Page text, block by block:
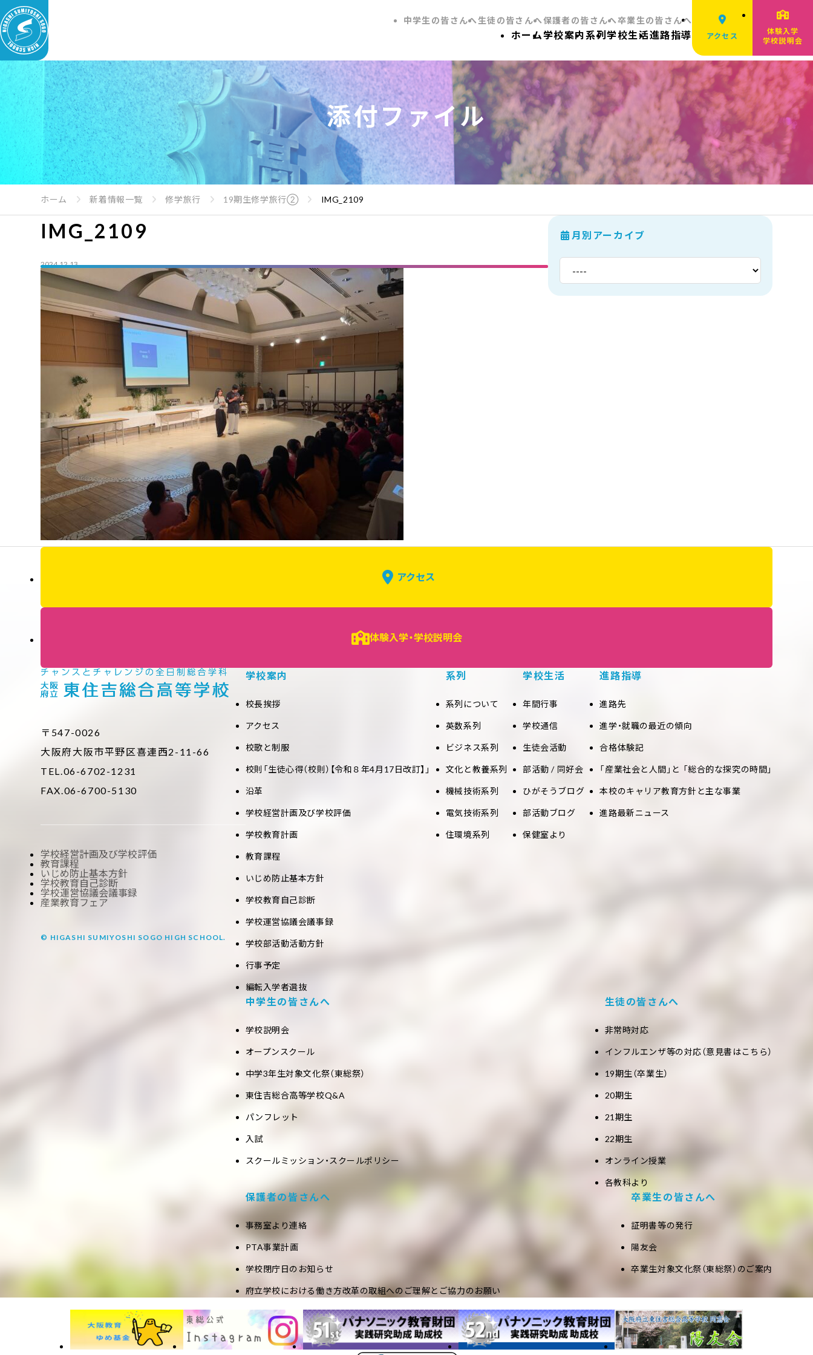
中学生の皆さんへ生徒の皆さんへ保護者の皆さんへ卒業生の皆さんへ
ホーム 学校案内 系列学校生活進路指導 アクセス
体験入学
学校説明会
添付ファイル
ホーム 新着情報一覧 修学旅行 19期生修学旅行② IMG_2109
IMG_2109
2024.12.13
月別アーカイブ
アクセス
体験入学・学校説明会
学校案内
校長挨拶
アクセス
校歌と制服
校則「生徒心得（校則）【令和８年4月17日改訂】」
沿革
学校経営計画及び学校評価
学校教育計画
教育課程
いじめ防止基本方針
学校教育自己診断
学校運営協議会議事録
学校部活動活動方針
行事予定
編転入学者選抜
系列
系列について
英数系列
ビジネス系列
文化と教養系列
機械技術系列
電気技術系列
住環境系列
学校生活
年間行事
学校通信
生徒会活動
部活動 / 同好会
ひがそうブログ
部活動ブログ
保健室より
進路指導
進路先
進学・就職の最近の傾向
合格体験記
「産業社会と人間」と 「総合的な探究の時間」
本校のキャリア教育方針と主な事業
進路最新ニュース
中学生の皆さんへ
学校説明会
オープンスクール
中学3年生対象文化祭（東総祭）
東住吉総合高等学校Q&A
パンフレット
入試
スクールミッション・スクールポリシー
生徒の皆さんへ
非常時対応
インフルエンザ等の対応（意見書はこちら）
19期生（卒業生）
20期生
21期生
22期生
オンライン授業
各教科より
保護者の皆さんへ
事務室より連絡
PTA事業計画
学校閉庁日のお知らせ
府立学校における働き方改革の取組へのご理解とご協力のお願い
卒業生の皆さんへ
証明書等の発行
陽友会
卒業生対象文化祭（東総祭）のご案内
〒547-0026
大阪府大阪市平野区喜連西2-11-66
TEL.06-6702-1231
FAX.06-6700-5130
学校経営計画及び学校評価
教育課程
いじめ防止基本方針
学校教育自己診断
学校運営協議会議事録
産業教育フェア
© HIGASHI SUMIYOSHI SOGO HIGH SCHOOL.